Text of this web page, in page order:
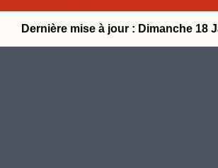
Dernière mise à jour : Dimanche 18